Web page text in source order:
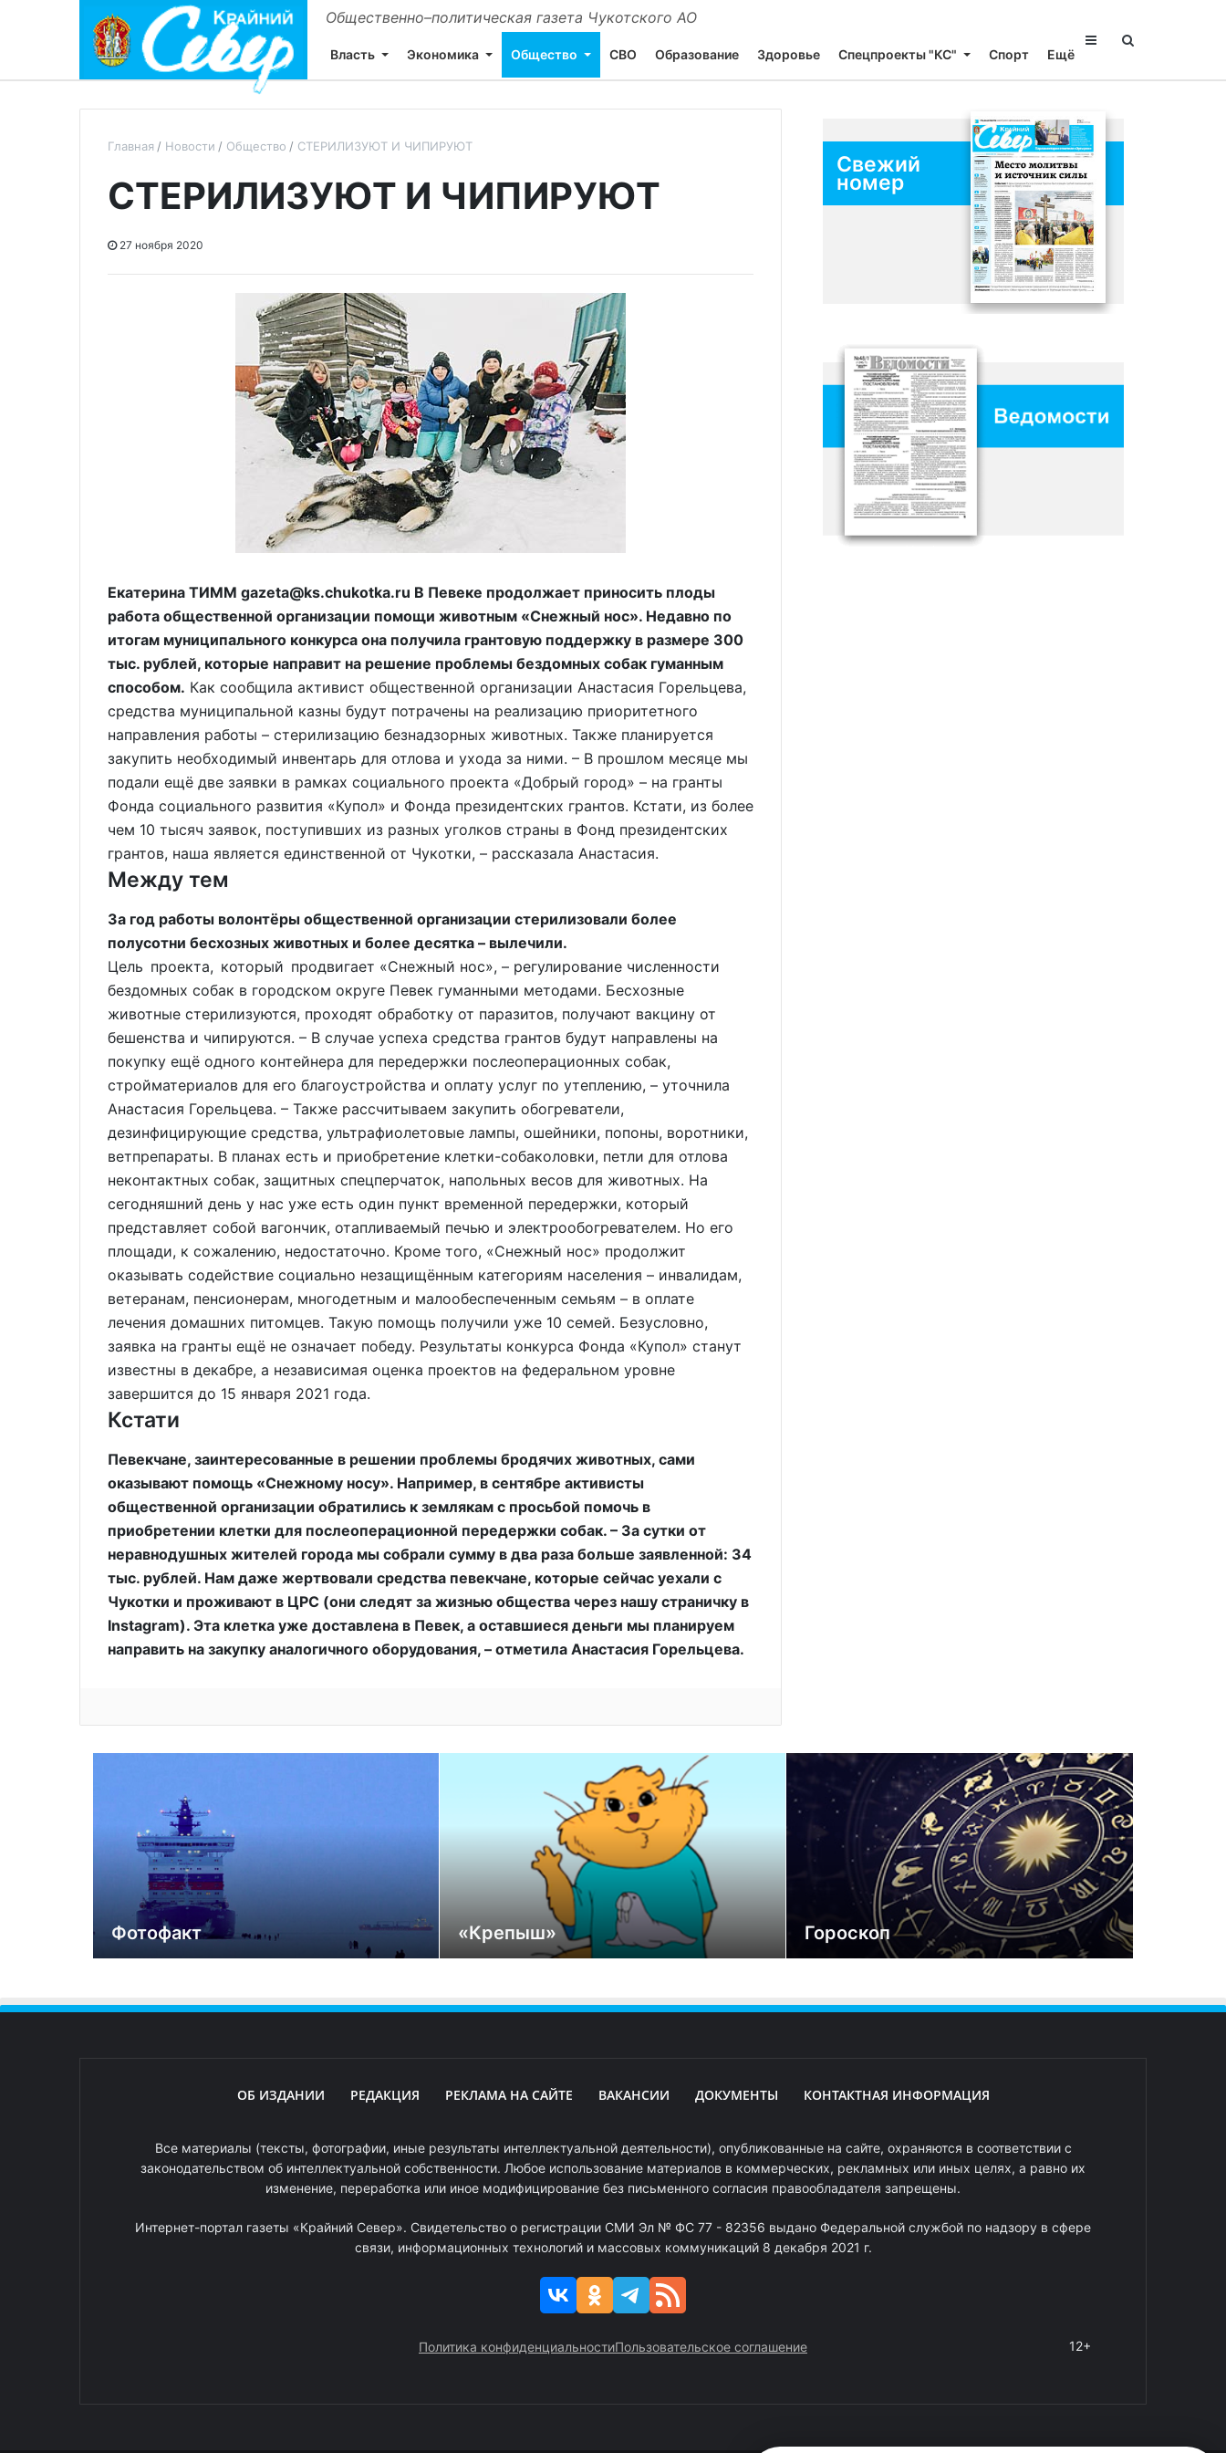
Общественно–политическая газета Чукотского АО
Власть Экономика Общество СВО Образование Здоровье Спецпроекты "КС" Спорт Ещё
Главная Новости Общество СТЕРИЛИЗУЮТ И ЧИПИРУЮТ
СТЕРИЛИЗУЮТ И ЧИПИРУЮТ
27 ноября 2020
Екатерина ТИММ gazeta@ks.chukotka.ru В Певеке продолжает приносить плоды
работа общественной организации помощи животным «Снежный нос». Недавно по
итогам муниципального конкурса она получила грантовую поддержку в размере 300
тыс. рублей, которые направит на решение проблемы бездомных собак гуманным
способом. Как сообщила активист общественной организации Анастасия Горельцева,
средства муниципальной казны будут потрачены на реализацию приоритетного
направления работы – стерилизацию безнадзорных животных. Также планируется
закупить необходимый инвентарь для отлова и ухода за ними. – В прошлом месяце мы
подали ещё две заявки в рамках социального проекта «Добрый город» – на гранты
Фонда социального развития «Купол» и Фонда президентских грантов. Кстати, из более
чем 10 тысяч заявок, поступивших из разных уголков страны в Фонд президентских
грантов, наша является единственной от Чукотки, – рассказала Анастасия.
Между тем
За год работы волонтёры общественной организации стерилизовали более
полусотни бесхозных животных и более десятка – вылечили.
Цель проекта, который продвигает «Снежный нос», – регулирование численности
бездомных собак в городском округе Певек гуманными методами. Бесхозные
животные стерилизуются, проходят обработку от паразитов, получают вакцину от
бешенства и чипируются. – В случае успеха средства грантов будут направлены на
покупку ещё одного контейнера для передержки послеоперационных собак,
стройматериалов для его благоустройства и оплату услуг по утеплению, – уточнила
Анастасия Горельцева. – Также рассчитываем закупить обогреватели,
дезинфицирующие средства, ультрафиолетовые лампы, ошейники, попоны, воротники,
ветпрепараты. В планах есть и приобретение клетки-собаколовки, петли для отлова
неконтактных собак, защитных спецперчаток, напольных весов для животных. На
сегодняшний день у нас уже есть один пункт временной передержки, который
представляет собой вагончик, отапливаемый печью и электрообогревателем. Но его
площади, к сожалению, недостаточно. Кроме того, «Снежный нос» продолжит
оказывать содействие социально незащищённым категориям населения – инвалидам,
ветеранам, пенсионерам, многодетным и малообеспеченным семьям – в оплате
лечения домашних питомцев. Такую помощь получили уже 10 семей. Безусловно,
заявка на гранты ещё не означает победу. Результаты конкурса Фонда «Купол» станут
известны в декабре, а независимая оценка проектов на федеральном уровне
завершится до 15 января 2021 года.
Кстати
Певекчане, заинтересованные в решении проблемы бродячих животных, сами
оказывают помощь «Снежному носу». Например, в сентябре активисты
общественной организации обратились к землякам с просьбой помочь в
приобретении клетки для послеоперационной передержки собак. – За сутки от
неравнодушных жителей города мы собрали сумму в два раза больше заявленной: 34
тыс. рублей. Нам даже жертвовали средства певекчане, которые сейчас уехали с
Чукотки и проживают в ЦРС (они следят за жизнью общества через нашу страничку в
Instagram). Эта клетка уже доставлена в Певек, а оставшиеся деньги мы планируем
направить на закупку аналогичного оборудования, – отметила Анастасия Горельцева.
Свежий
номер
Фотофакт «Крепыш» Гороскоп
ОБ ИЗДАНИИ РЕДАКЦИЯ РЕКЛАМА НА САЙТЕ ВАКАНСИИ ДОКУМЕНТЫ КОНТАКТНАЯ ИНФОРМАЦИЯ
Все материалы (тексты, фотографии, иные результаты интеллектуальной деятельности), опубликованные на сайте, охраняются в соответствии с
законодательством об интеллектуальной собственности. Любое использование материалов в коммерческих, рекламных или иных целях, а равно их
изменение, переработка или иное модифицирование без письменного согласия правообладателя запрещены.
Интернет-портал газеты «Крайний Север». Свидетельство о регистрации СМИ Эл № ФС 77 - 82356 выдано Федеральной службой по надзору в сфере
связи, информационных технологий и массовых коммуникаций 8 декабря 2021 г.
Политика конфиденциальностиПользовательское соглашение 12+